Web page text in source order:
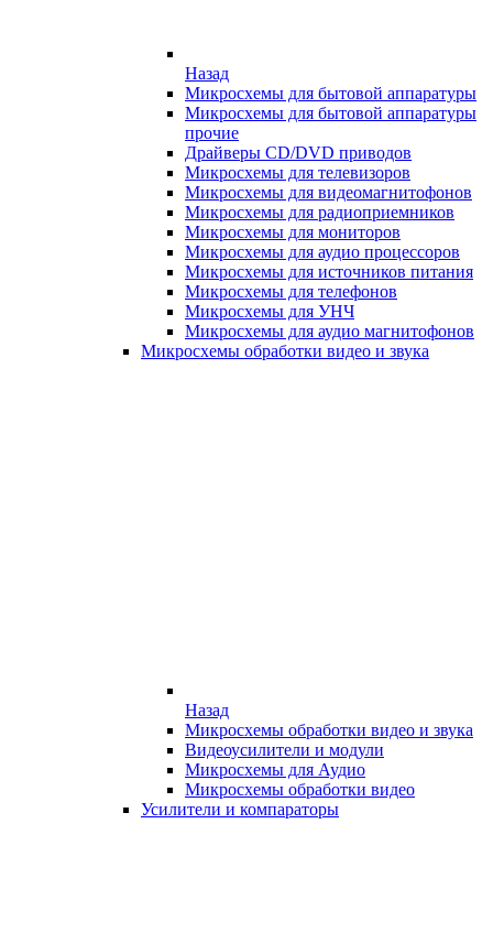
Назад
Микросхемы для бытовой аппаратуры
Микросхемы для бытовой аппаратуры
прочие
Драйверы CD/DVD приводов
Микросхемы для телевизоров
Микросхемы для видеомагнитофонов
Микросхемы для радиоприемников
Микросхемы для мониторов
Микросхемы для аудио процессоров
Микросхемы для источников питания
Микросхемы для телефонов
Микросхемы для УНЧ
Микросхемы для аудио магнитофонов
Микросхемы обработки видео и звука
Назад
Микросхемы обработки видео и звука
Видеоусилители и модули
Микросхемы для Аудио
Микросхемы обработки видео
Усилители и компараторы